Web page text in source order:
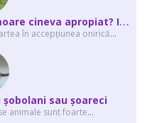
C
e înseamnă când visezi că moare cineva apropiat? Interpretarea visului în ...
în accepţiunea onirică...
şobolani sau şoareci
animale sunt foarte...